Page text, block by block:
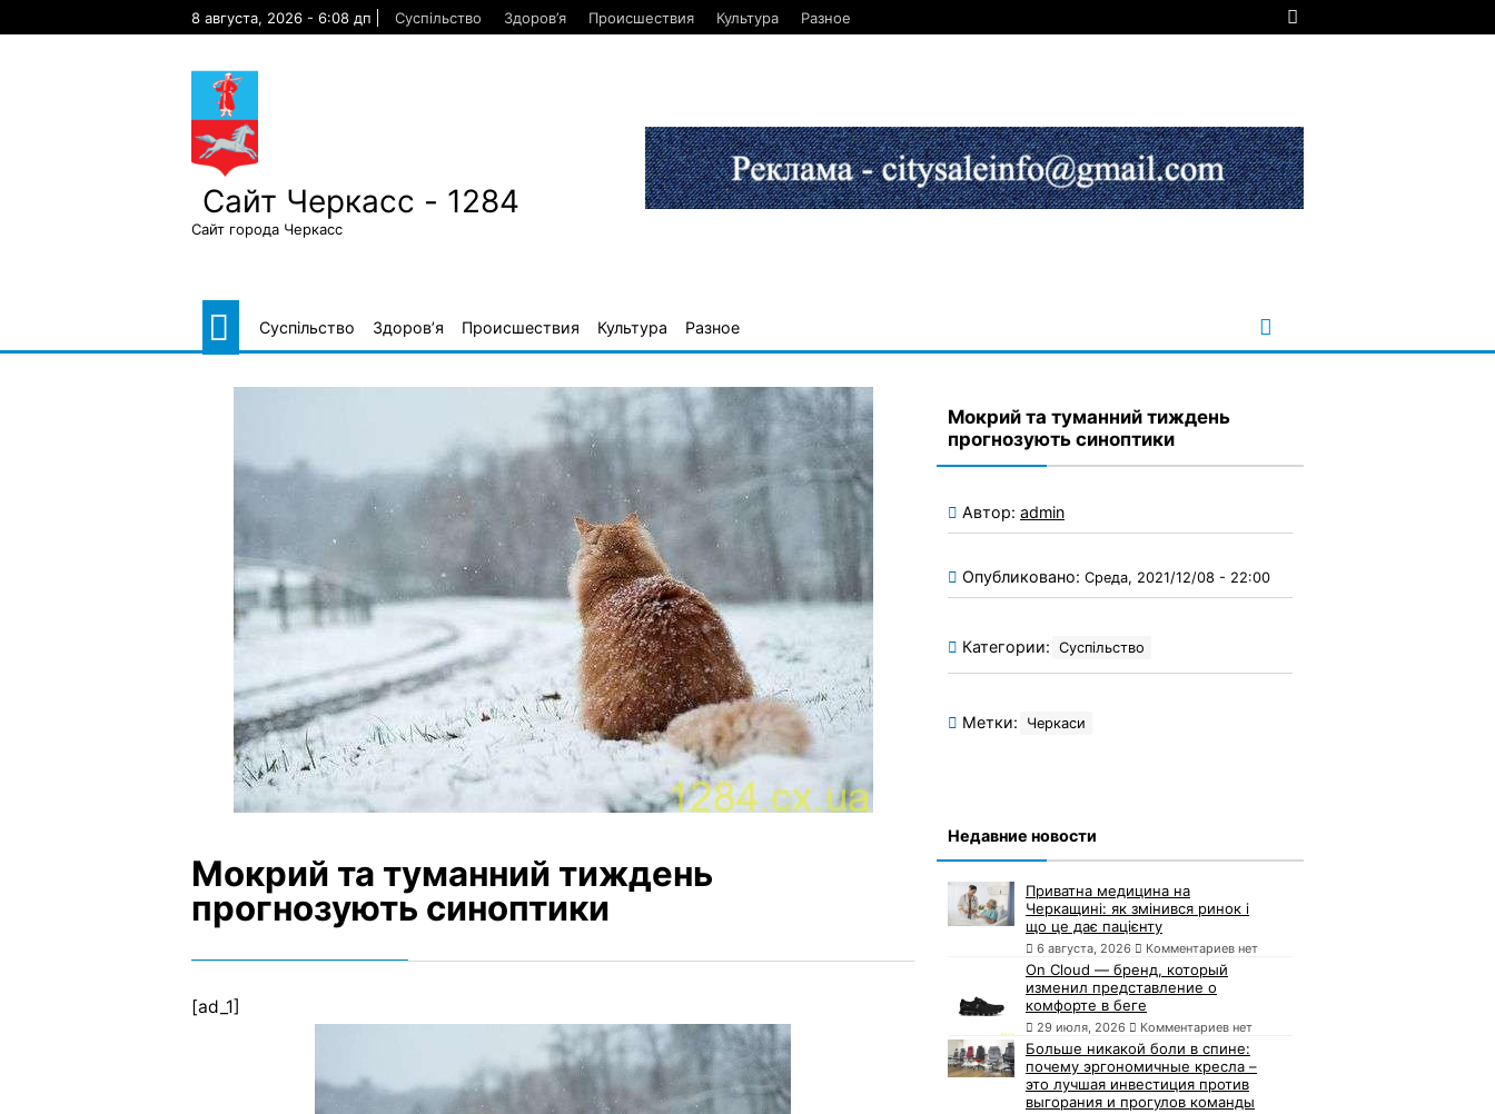
8 августа, 2026 - 6:08 дп Суспільство Здоров’я Происшествия Культура Разное
Сайт Черкасс - 1284
Сайт города Черкасс
Суспільство Здоров’я Происшествия Культура Разное
Мокрий та туманний тиждень
прогнозують синоптики
[ad_1]
Мокрий та туманний тиждень
прогнозують синоптики
Автор: admin
Опубликовано: Среда, 2021/12/08 - 22:00
Категории: Суспільство
Метки: Черкаси
Недавние новости
Приватна медицина на
Черкащині: як змінився ринок і
що це дає пацієнту
6 августа, 2026 Комментариев нет
On Cloud — бренд, который
изменил представление о
комфорте в беге
29 июля, 2026 Комментариев нет
Больше никакой боли в спине:
почему эргономичные кресла –
это лучшая инвестиция против
выгорания и прогулов команды